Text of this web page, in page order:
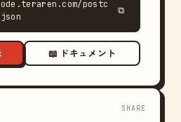
postc
⧉
📖 ドキュメント
SHARE